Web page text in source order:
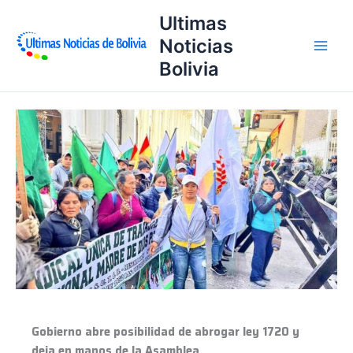
contenido
Ultimas
Noticias
Bolivia
Gobierno abre posibilidad de abrogar ley 1720 y
Gobierno
abre
posibilidad
de
abrogar
ley
1720
y
deja
en